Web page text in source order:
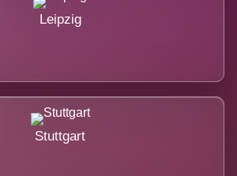
Leipzig
Stuttgart